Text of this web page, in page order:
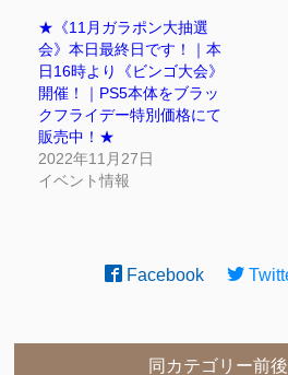
★《11月ガラポン大抽選
会》本日最終日です！｜本
日16時より《ビンゴ大会》
開催！｜PS5本体をブラッ
クフライデー特別価格にて
販売中！★
2022年11月27日
イベント情報
Facebook
同カテゴリー前